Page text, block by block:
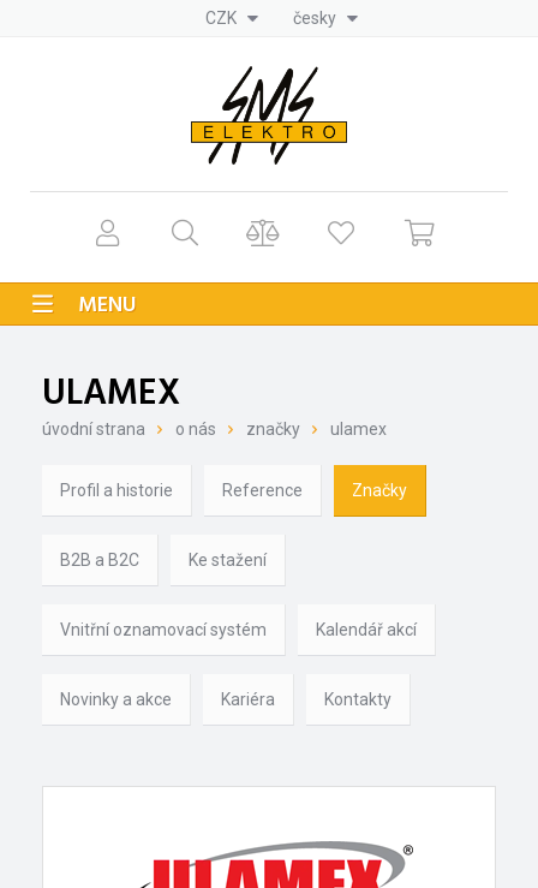
CZK česky
MENU
ULAMEX
úvodní strana o nás značky ulamex
Profil a historie Reference Značky
B2B a B2C Ke stažení
Vnitřní oznamovací systém Kalendář akcí
Novinky a akce Kariéra Kontakty